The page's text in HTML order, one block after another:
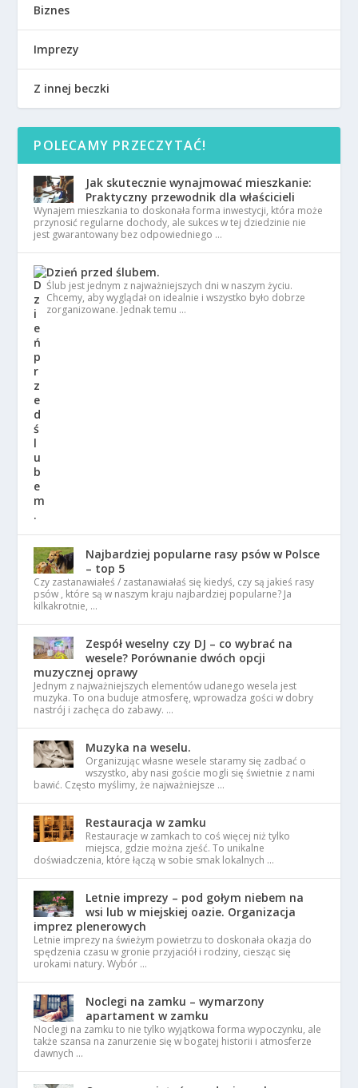
Biznes
Imprezy
Z innej beczki
POLECAMY PRZECZYTAĆ!
Jak skutecznie wynajmować mieszkanie:
Praktyczny przewodnik dla właścicieli
Wynajem mieszkania to doskonała forma inwestycji, która może
przynosić regularne dochody, ale sukces w tej dziedzinie nie
jest gwarantowany bez odpowiedniego …
Dzień przed ślubem.
Ślub jest jednym z najważniejszych dni w naszym życiu.
Chcemy, aby wyglądał on idealnie i wszystko było dobrze
zorganizowane. Jednak temu …
Najbardziej popularne rasy psów w Polsce
– top 5
Czy zastanawiałeś / zastanawiałaś się kiedyś, czy są jakieś rasy
psów , które są w naszym kraju najbardziej popularne? Ja
kilkakrotnie, …
Zespół weselny czy DJ – co wybrać na
wesele? Porównanie dwóch opcji
muzycznej oprawy
Jednym z najważniejszych elementów udanego wesela jest
muzyka. To ona buduje atmosferę, wprowadza gości w dobry
nastrój i zachęca do zabawy. …
Muzyka na weselu.
Organizując własne wesele staramy się zadbać o
wszystko, aby nasi goście mogli się świetnie z nami
bawić. Często myślimy, że najważniejsze …
Restauracja w zamku
Restauracje w zamkach to coś więcej niż tylko
miejsca, gdzie można zjeść. To unikalne
doświadczenia, które łączą w sobie smak lokalnych …
Letnie imprezy – pod gołym niebem na
wsi lub w miejskiej oazie. Organizacja
imprez plenerowych
Letnie imprezy na świeżym powietrzu to doskonała okazja do
spędzenia czasu w gronie przyjaciół i rodziny, ciesząc się
urokami natury. Wybór …
Noclegi na zamku – wymarzony
apartament w zamku
Noclegi na zamku to nie tylko wyjątkowa forma wypoczynku, ale
także szansa na zanurzenie się w bogatej historii i atmosferze
dawnych …